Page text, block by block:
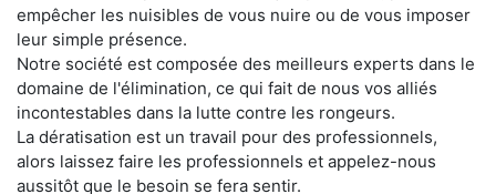
empêcher les nuisibles de vous nuire ou de vous imposer
leur simple présence.
Notre société est composée des meilleurs experts dans le
domaine de l'élimination, ce qui fait de nous vos alliés
incontestables dans la lutte contre les rongeurs.
La dératisation est un travail pour des professionnels,
alors laissez faire les professionnels et appelez-nous
aussitôt que le besoin se fera sentir.